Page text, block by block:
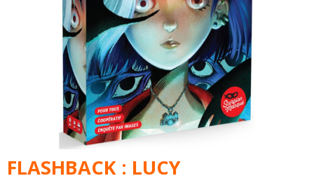
FLASHBACK : LUCY